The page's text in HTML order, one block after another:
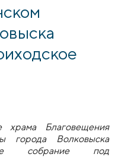
Благовещения
города Волковыска
собрание под